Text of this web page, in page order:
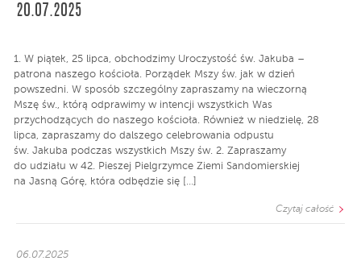
20.07.2025
1. W piątek, 25 lipca, obchodzimy Uroczystość św. Jakuba –
patrona naszego kościoła. Porządek Mszy św. jak w dzień
powszedni. W sposób szczególny zapraszamy na wieczorną
Mszę św., którą odprawimy w intencji wszystkich Was
przychodzących do naszego kościoła. Również w niedzielę, 28
lipca, zapraszamy do dalszego celebrowania odpustu
św. Jakuba podczas wszystkich Mszy św. 2. Zapraszamy
do udziału w 42. Pieszej Pielgrzymce Ziemi Sandomierskiej
na Jasną Górę, która odbędzie się […]
Czytaj całość
06.07.2025